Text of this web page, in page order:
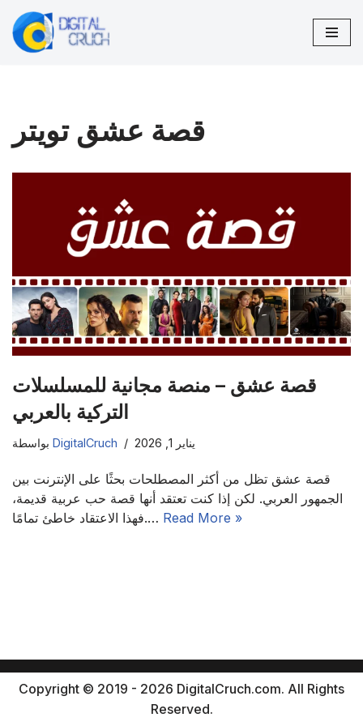
تخطى
قصة عشق تويتر
قصة عشق – منصة مجانية للمسلسلات
التركية بالعربي
DigitalCruch يناير 1, 2026
قصة عشق تظل من أكثر المصطلحات بحثًا على الإنترنت بين
الجمهور العربي. لكن إذا كنت تعتقد أنها قصة حب عربية قديمة،
فهذا الاعتقاد خاطئ تمامًا.… Read More »
Copyright © 2019 - 2026 DigitalCruch.com. All Rights
Reserved.